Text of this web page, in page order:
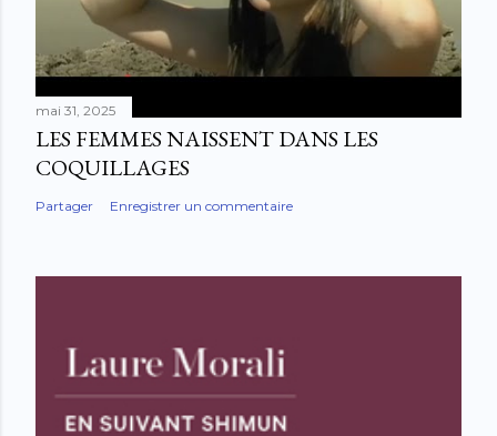
mai 31, 2025
LES FEMMES NAISSENT DANS LES
COQUILLAGES
Partager Enregistrer un commentaire